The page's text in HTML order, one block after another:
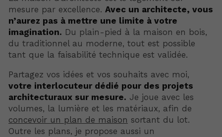
mesure par excellence. Avec un architecte, vous
n’aurez pas à mettre une limite à votre
imagination. Du plain-pied à la maison en bois,
du traditionnel au moderne, tout est possible
tant que la faisabilité technique est validée.
Partagez vos idées et vos souhaits avec moi,
votre interlocuteur dédié pour des projets
architecturaux sur mesure. Je joue avec les
volumes, la lumière et les matériaux, afin de
concevoir un plan de maison sortant du lot.
Outre les plans, je propose aussi un